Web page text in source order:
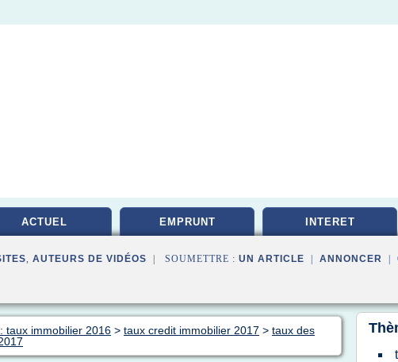
ACTUEL EMPRUNT INTERET
, AUTEURS DE VIDÉOS | SOUMETTRE : UN ARTICLE ANNONCER
taux immobilier 2016 > taux credit immobilier 2017 > taux des